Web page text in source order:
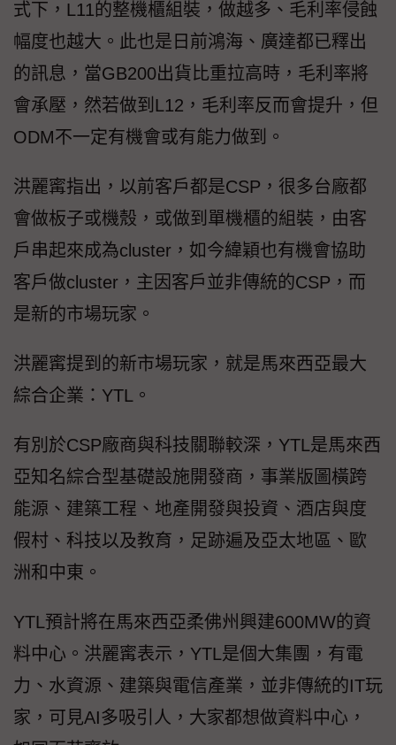
式下，L11的整機櫃組裝，做越多、毛利率侵蝕
幅度也越大。此也是日前鴻海、廣達都已釋出
的訊息，當GB200出貨比重拉高時，毛利率將
會承壓，然若做到L12，毛利率反而會提升，但
ODM不一定有機會或有能力做到。
洪麗寗指出，以前客戶都是CSP，很多台廠都
會做板子或機殼，或做到單機櫃的組裝，由客
戶串起來成為cluster，如今緯穎也有機會協助
客戶做cluster，主因客戶並非傳統的CSP，而
是新的市場玩家。
洪麗寗提到的新市場玩家，就是馬來西亞最大
綜合企業：YTL。
有別於CSP廠商與科技關聯較深，YTL是馬來西
亞知名綜合型基礎設施開發商，事業版圖橫跨
能源、建築工程、地產開發與投資、酒店與度
假村、科技以及教育，足跡遍及亞太地區、歐
洲和中東。
YTL預計將在馬來西亞柔佛州興建600MW的資
料中心。洪麗寗表示，YTL是個大集團，有電
力、水資源、建築與電信產業，並非傳統的IT玩
家，可見AI多吸引人，大家都想做資料中心，